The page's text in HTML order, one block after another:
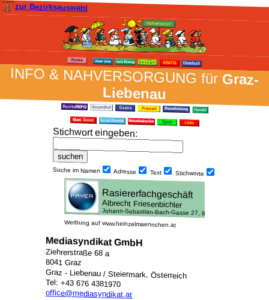
zur Bezirksauswahl
INFO & NAH­VER­SORG­UNG fürGraz-
Liebenau
Stich­wort ein­geben:
Suche im Namen Adresse Text Stich­worte
Werbung auf www.heinzelmaennchen.at
Mediasyndikat GmbH
Ziehrerstraße 68 a
8041 Graz
Graz - Liebenau / Steiermark, Österreich
Tel: +43 676 4381970
office@mediasyndikat.at